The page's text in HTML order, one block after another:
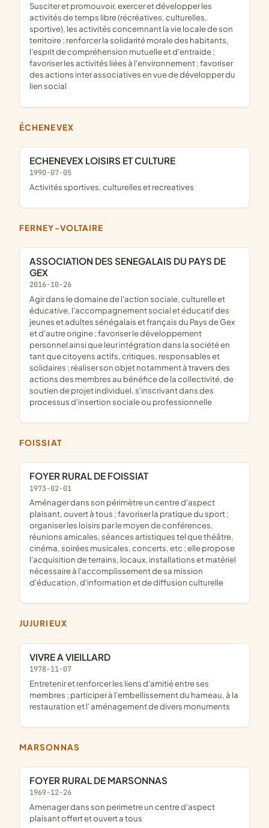
susciter et promouvoir, exercer et développer les
activités de temps libre (récréatives, culturelles,
sportive), les activités concernnant la vie locale de son
territoire ; renforcer la solidarité morale des habitants,
l'esprit de compréhension mutuelle et d'entraide ;
favoriser les activités liées à l'environnement ; favoriser
des actions inter associatives en vue de développer du
lien social
ÉCHENEVEX
ECHENEVEX LOISIRS ET CULTURE
1990-07-05
activités sportives, culturelles et recreatives
FERNEY-VOLTAIRE
ASSOCIATION DES SENEGALAIS DU PAYS DE
GEX
2016-10-26
agir dans le domaine de l'action sociale, culturelle et
éducative, l'accompagnement social et éducatif des
jeunes et adultes sénégalais et français du Pays de Gex
et d'autre origine ; favoriser le développement
personnel ainsi que leur intégration dans la société en
tant que citoyens actifs, critiques, responsables et
solidaires ; réaliser son objet notamment à travers des
actions des membres au bénéfice de la collectivité, de
soutien de projet individuel, s'inscrivant dans des
processus d'insertion sociale ou professionnelle
FOISSIAT
FOYER RURAL DE FOISSIAT
1973-02-01
aménager dans son périmètre un centre d'aspect
plaisant, ouvert à tous ; favoriser la pratique du sport ;
organiser les loisirs par le moyen de conférences,
réunions amicales, séances artistiques tel que théâtre,
cinéma, soirées musicales, concerts, etc ; elle propose
l'acquisition de terrains, locaux, installations et matériel
nécessaire à l'accomplissement de sa mission
d'éducation, d'information et de diffusion culturelle
JUJURIEUX
VIVRE A VIEILLARD
1978-11-07
entretenir et renforcer les liens d'amitié entre ses
membres ; participer à l'embellissement du hameau, à la
restauration et l' aménagement de divers monuments
MARSONNAS
FOYER RURAL DE MARSONNAS
1969-12-26
amenager dans son perimetre un centre d'aspect
plaisant offert et ouvert a tous